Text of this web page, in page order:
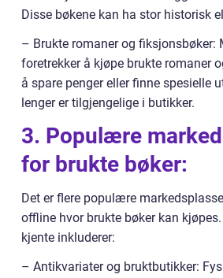
Disse bøkene kan ha stor historisk
– Brukte romaner og fiksjonsbøker:
foretrekker å kjøpe brukte romaner
å spare penger eller finne spesielle
lenger er tilgjengelige i butikker.
3. Populære
for brukte bøker:
Det er flere populære
offline hvor brukte bøker kan
kjente inkluderer:
– Antikvariater og bruktbutikker: